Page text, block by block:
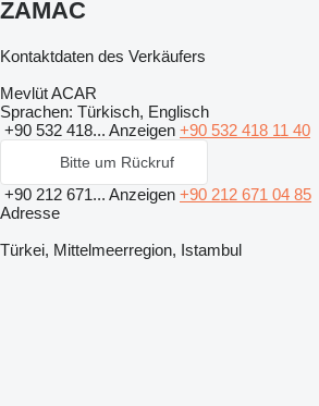
ZAMAC
Kontaktdaten des Verkäufers
Mevlüt ACAR
Sprachen: Türkisch, Englisch
+90 532 418... Anzeigen +90 532 418 11 40
Bitte um Rückruf
+90 212 671... Anzeigen +90 212 671 04 85
Adresse
Türkei, Mittelmeerregion, Istambul